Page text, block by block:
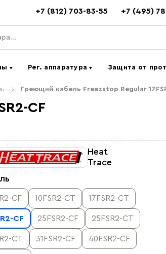
+7 (812) 703-83-55 +7 (495)
▼ Рег. аппаратура▼ Защита от
Греющий кабель Freezstop Regular
CF
Heat
Trace
CF 10FSR2-CT 17FSR2-CT
CF 25FSR2-CF 25FSR2-CT
CT 31FSR2-CF 40FSR2-CF